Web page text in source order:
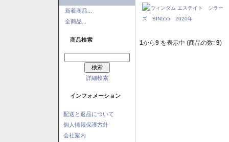
新着商品...
全商品...
商品検索
詳細検索
インフォメーション
配送と返品について
個人情報保護方針
会社案内
1から9 を表示中 (商品の数: 9)